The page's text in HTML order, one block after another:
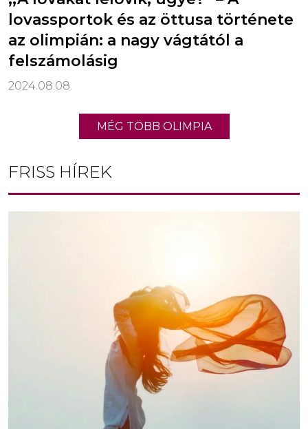
lovassportok és az öttusa története
az olimpián: a nagy vágtától a
felszámolásig
2024.08.08.
MÉG TÖBB OLIMPIA
FRISS HÍREK